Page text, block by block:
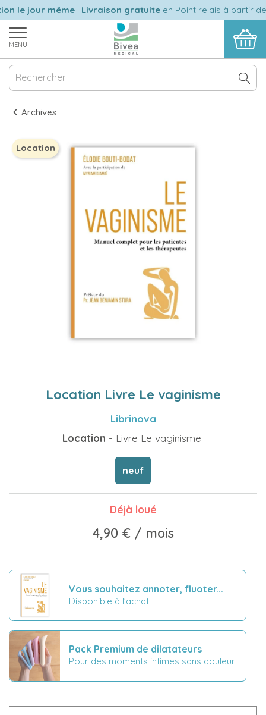
le jour même|Livraison gratuiteen Point relais à partir de
MENU
Archives
Location
Location Livre Le vaginisme
Librinova
Location - Livre Le vaginisme
neuf
Déjà loué
4,90 €/ mois
Vous souhaitez annoter, fluoter...
Disponible à l'achat
Pack Premium de dilatateurs
Pour des moments intimes sans douleur